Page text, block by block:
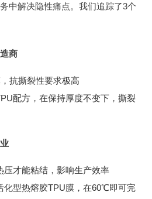
中解决隐性痛点。我们追踪了3个
商
抗撕裂性要求极高
配方，在保持厚度不变下，撕裂
才能粘结，影响生产效率
化型热熔胶TPU膜，在60℃即可完